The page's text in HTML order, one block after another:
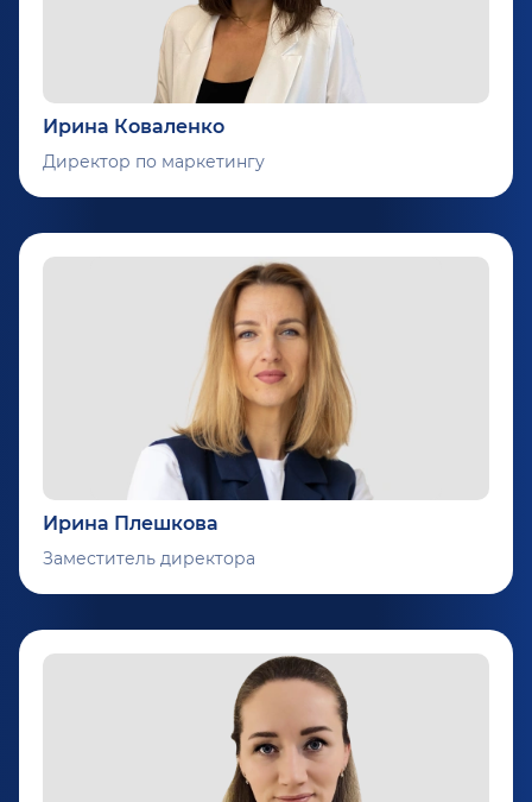
Ирина Коваленко
Директор по маркетингу
Ирина Плешкова
Заместитель директора